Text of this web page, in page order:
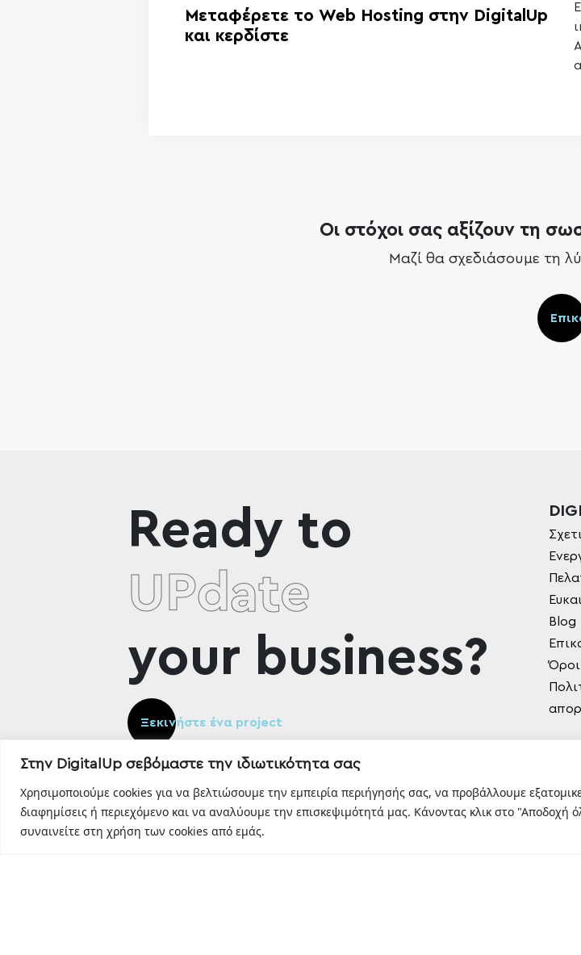
Στην DigitalUp σεβόμαστε την ιδιωτικότητα σας
Χρησιμοποιούμε cookies για να βελτιώσουμε την εμπειρία περιήγησής σας, να προβάλλουμε
διαφημίσεις ή περιεχόμενο και να αναλύουμε την επισκεψιμότητά μας. Κάνοντας κλικ στο "Αποδοχή
συναινείτε στη χρήση των cookies από εμάς.
Μεταφέρετε το Web Hosting στην DigitalUp
και κερδίστε
Οι στόχοι σας αξίζουν τη
Μαζί θα σχεδιάσουμε τη
Ready to
UPdate
your business?
Ξεκινήστε ένα project
Blog
Όροι